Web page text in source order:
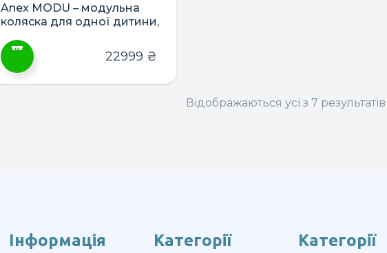
Anex MODU – модульна
коляска для одної дитини,
товару
22999 ₴
Відображаються усі з 7 результатів
Інформація Категорії Категорії